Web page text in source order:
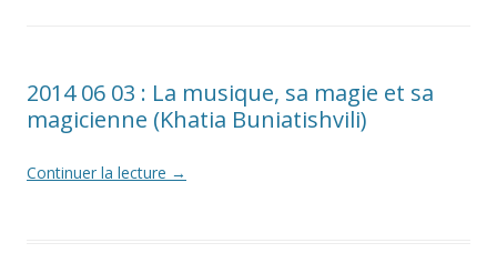
2014 06 03 : La musique, sa magie et sa
magicienne (Khatia Buniatishvili)
Continuer la lecture →